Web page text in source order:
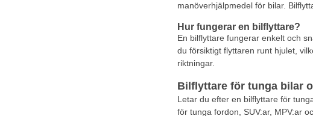
manöverhjälpmedel för bilar.
Hur fungerar en bilflyttare?
En bilflyttare fungerar enkelt och
du försiktigt flyttaren runt hjulet,
riktningar.
Bilflyttare för tunga bilar
Letar du efter en bilflyttare för
för tunga fordon, SUV:ar, MPV:ar